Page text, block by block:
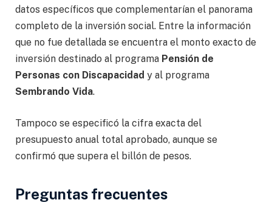
datos específicos que complementarían el panorama
completo de la inversión social. Entre la información
que no fue detallada se encuentra el monto exacto de
inversión destinado al programa Pensión de
Personas con Discapacidad y al programa
Sembrando Vida.
Tampoco se especificó la cifra exacta del
presupuesto anual total aprobado, aunque se
confirmó que supera el billón de pesos.
Preguntas frecuentes